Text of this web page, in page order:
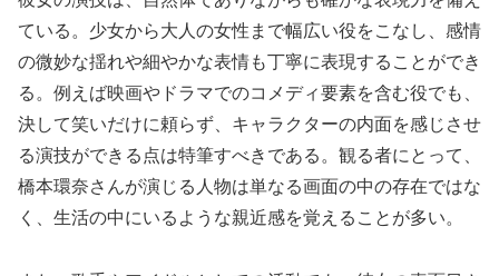
ている。少女から大人の女性まで幅広い役をこなし、感情
の微妙な揺れや細やかな表情も丁寧に表現することができ
る。例えば映画やドラマでのコメディ要素を含む役でも、
決して笑いだけに頼らず、キャラクターの内面を感じさせ
る演技ができる点は特筆すべきである。観る者にとって、
橋本環奈さんが演じる人物は単なる画面の中の存在ではな
く、生活の中にいるような親近感を覚えることが多い。